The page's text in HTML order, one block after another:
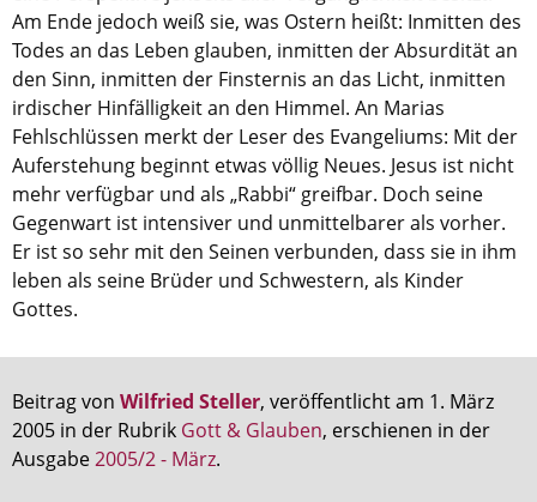
Am Ende jedoch weiß sie, was Ostern heißt: Inmitten des
Todes an das Leben glauben, inmitten der Absurdität an
den Sinn, inmitten der Finsternis an das Licht, inmitten
irdischer Hinfälligkeit an den Himmel. An Marias
Fehlschlüssen merkt der Leser des Evangeliums: Mit der
Auferstehung beginnt etwas völlig Neues. Jesus ist nicht
mehr verfügbar und als „Rabbi“ greifbar. Doch seine
Gegenwart ist intensiver und unmittelbarer als vorher.
Er ist so sehr mit den Seinen verbunden, dass sie in ihm
leben als seine Brüder und Schwestern, als Kinder
Gottes.
Beitrag von Wilfried Steller, veröffentlicht am 1. März
2005 in der Rubrik Gott & Glauben, erschienen in der
Ausgabe2005/2 - März.